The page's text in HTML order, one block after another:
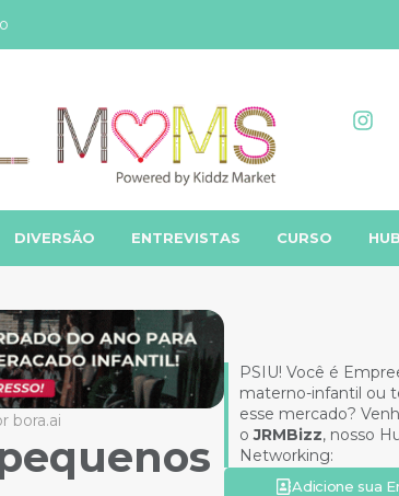
DIVERSÃO ENTREVISTAS CURSO
bora.ai
PSIU! Você é
materno-infantil ou
esse mercado?
oJRMBizz, nosso
Networking:
Adicione sua